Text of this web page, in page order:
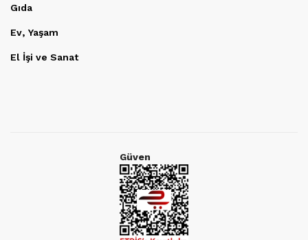
Gıda
Ev, Yaşam
El İşi ve Sanat
Güven